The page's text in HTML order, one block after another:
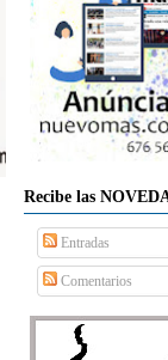
Recibe las
Entradas
Comentarios